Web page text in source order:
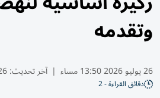
وتقدمه
26 يوليو 2026 13:50 مساء | آخر تحديث:26
دقائق القراءة - 2